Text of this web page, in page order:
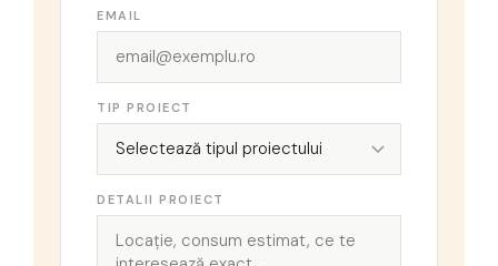
EMAIL
TIP PROIECT
DETALII PROIECT